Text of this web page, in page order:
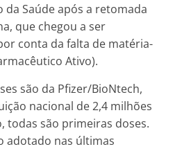
Saúde após a retomada
que chegou a ser
conta da falta de matéria-
Ativo).
são da Pfizer/BioNtech,
nacional de 2,4 milhões
todas são primeiras doses.
adotado nas últimas